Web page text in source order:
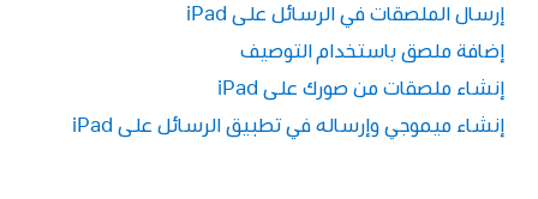
إرسال الملصقات في الرسائل على iPad
إضافة ملصق باستخدام التوصيف
إنشاء ملصقات من صورك على iPad
إنشاء ميموجي وإرساله في تطبيق الرسائل على iPad